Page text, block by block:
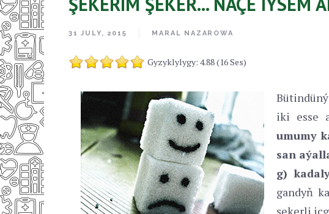
31 JULY, 2015 MARAL NAZAROWA
Gyzyklylygy: 4.88 (16 Ses)
iki esse
umumy
san
g)
gandyň
şekerli